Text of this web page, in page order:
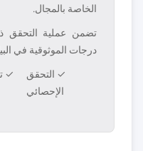
الخاصة بالمجال.
تضمن عملية التحقق
درجات الموثوقية في
✓ التحقق
الإحصائي
✓